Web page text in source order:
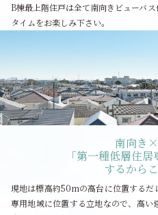
B棟最上階住戸は全て南向きビューバ
タイムをお楽しみ下さい。
南向き
「第一種低層住居
するから
現地は標高約50mの高台に位置する
専用地域に位置する立地なので、高